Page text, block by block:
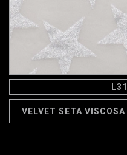
VELVET SETA